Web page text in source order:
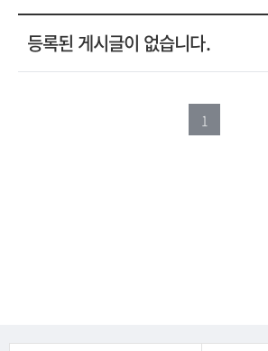
등록된 게시글이 없습니다.
1